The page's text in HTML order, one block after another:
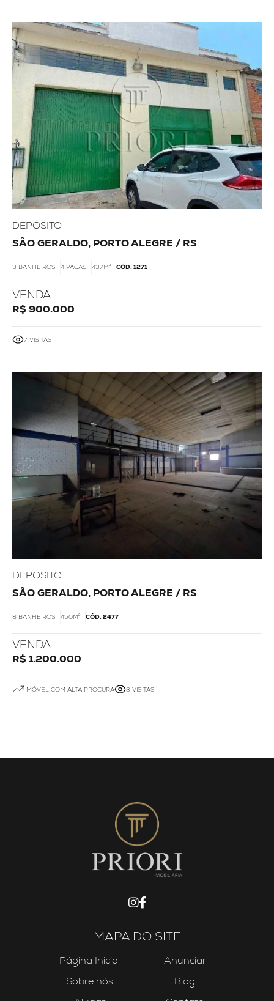
DEPÓSITO
SÃO GERALDO, PORTO ALEGRE / RS
3 BANHEIROS 4 VAGAS 437M² CÓD. 1271
VENDA
R$ 900.000
7 VISITAS
DEPÓSITO
SÃO GERALDO, PORTO ALEGRE / RS
8 BANHEIROS 450M² CÓD. 2477
VENDA
R$ 1.200.000
IMÓVEL COM ALTA PROCURA 3 VISITAS
MAPA DO SITE
Página Inicial
Sobre nós
Anunciar
Blog